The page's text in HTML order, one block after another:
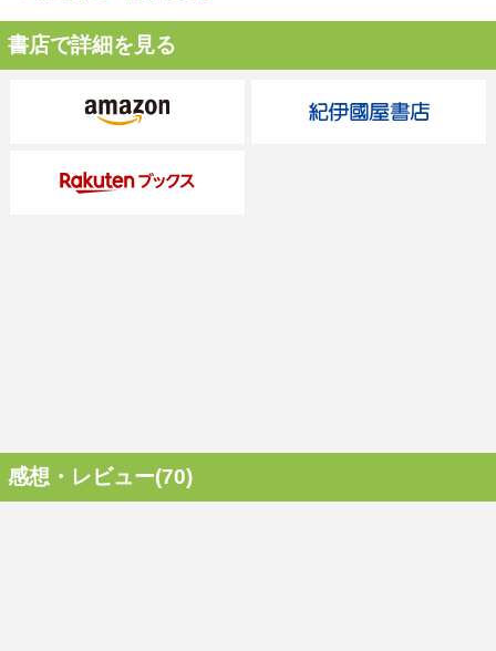
書店で詳細を見る
感想・レビュー(70)